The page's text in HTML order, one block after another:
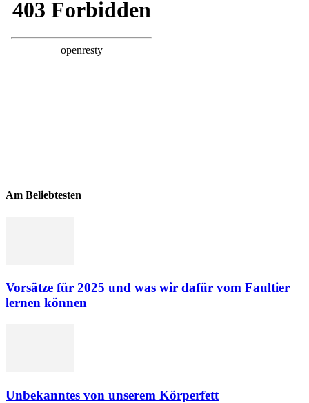
Am Beliebtesten
Vorsätze für 2025 und was wir dafür vom Faultier
lernen können
Unbekanntes von unserem Körperfett